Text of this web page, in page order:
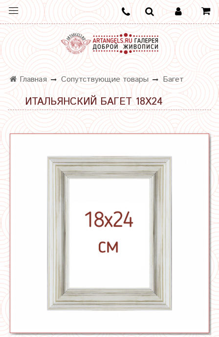
Главная Сопутствующие товары Багет
ИТАЛЬЯНСКИЙ БАГЕТ 18Х24